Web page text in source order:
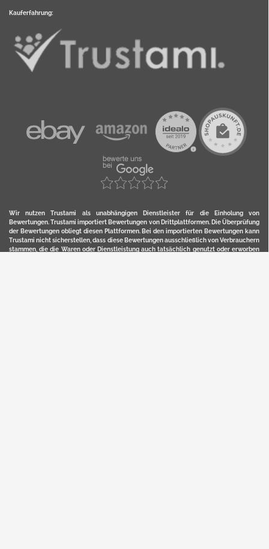
Kauferfahrung:
Wir nutzen Trustami als unabhängigen Dienstleister für die Einholung von
Bewertungen. Trustami importiert Bewertungen von Drittplattformen. Die Überprüfung
der Bewertungen obliegt diesen Plattformen. Bei den importierten Bewertungen kann
Trustami nicht sicherstellen, dass diese Bewertungen ausschließlich von Verbrauchern
stammen, die die Waren oder Dienstleistung auch tatsächlich genutzt oder erworben